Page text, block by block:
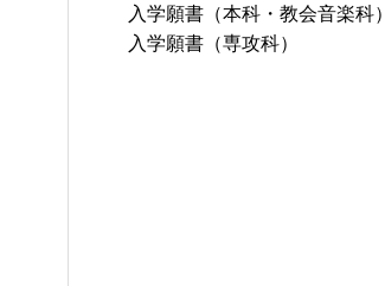
入学願書（本科・教会音楽科）
入学願書（専攻科）